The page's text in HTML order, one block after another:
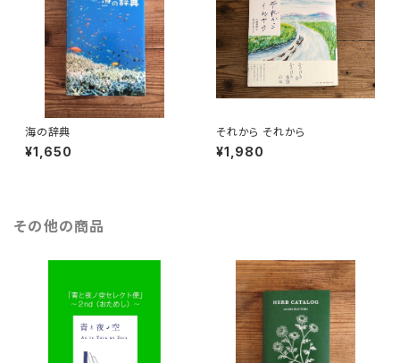
海の辞典
¥1,650
それから それから
¥1,980
その他の商品